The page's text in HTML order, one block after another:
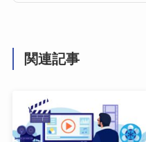
関連記事